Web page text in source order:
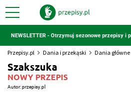
NEWSLETTER - Otrzymuj sezonowe przepisy i
Przepisy.pl Dania i przekąski Dania główne
Szakszuka
NOWY PRZEPIS
Autor:przepisy.pl